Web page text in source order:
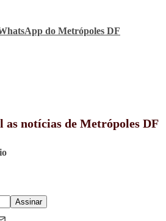
do Metrópoles DF
as notícias de Metrópoles DF
Assinar